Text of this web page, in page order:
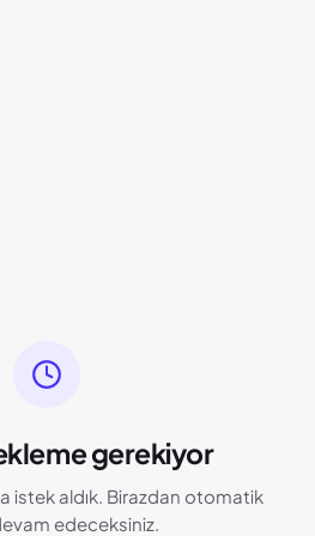
gerekiyor
istek aldık. Birazdan otomatik
edeceksiniz.